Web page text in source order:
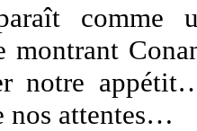
comme
montrant
notre
nos attentes…